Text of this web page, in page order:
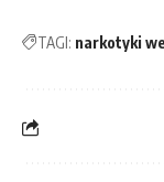
TAGI: narkotyki